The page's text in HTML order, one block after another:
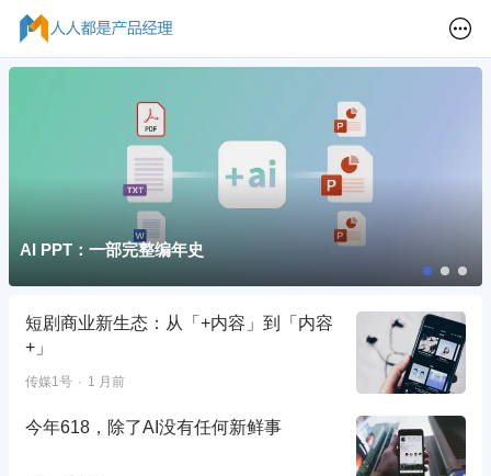
AI PPT：一部完整编年史
短剧商业新生态：从「+内容」到「内容
+」
传媒1号 1 月前
今年618，除了AI没有任何新鲜事